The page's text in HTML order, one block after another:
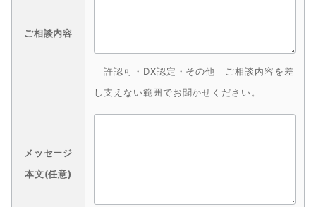
ご相談内容
許認可・DX認定・その他 ご相談内容を差
し支えない範囲でお聞かせください。
メッセージ
本文(任意)